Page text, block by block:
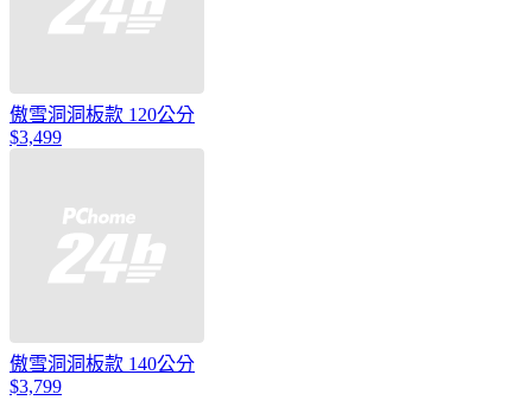
傲雪洞洞板款 120公分
$3,499
傲雪洞洞板款 140公分
$3,799